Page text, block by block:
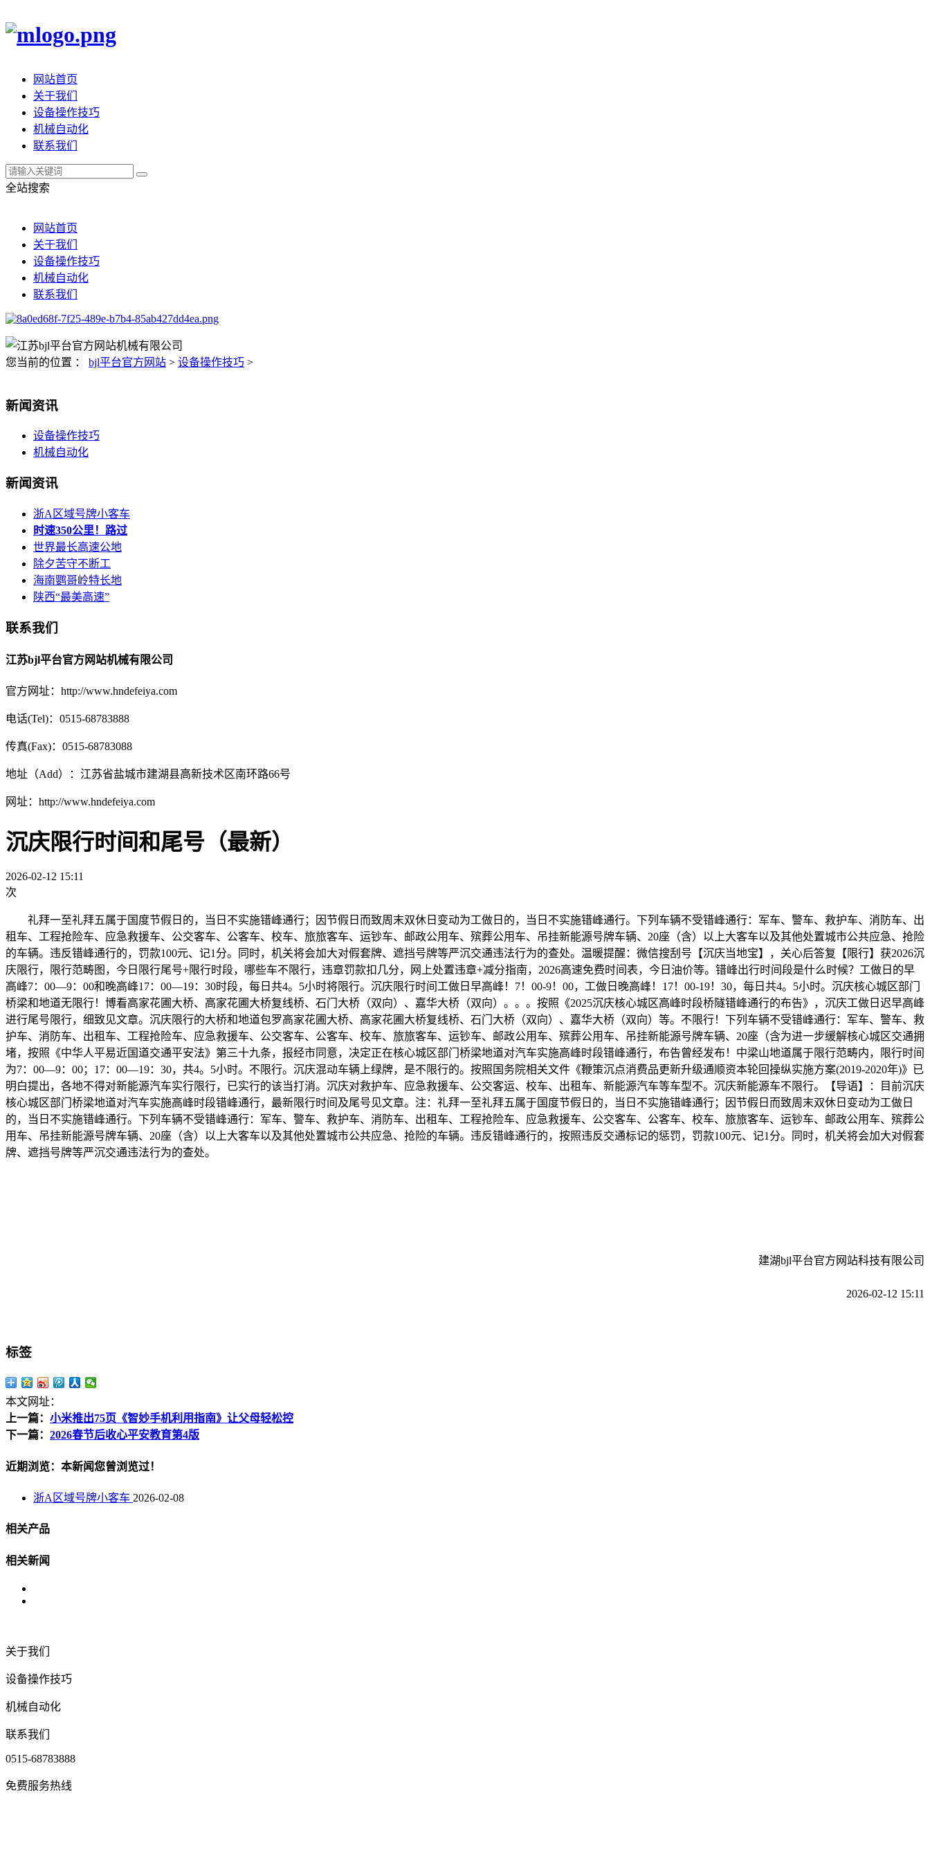
网站首页
关于我们
设备操作技巧
机械自动化
联系我们
全站搜索
网站首页
关于我们
设备操作技巧
机械自动化
联系我们
您当前的位置 ： bjl平台官方网站 > 设备操作技巧 >
新闻资讯
设备操作技巧
机械自动化
新闻资讯
浙A区域号牌小客车
时速350公里！路过
世界最长高速公地
除夕苦守不断工
海南鹦哥岭特长地
陕西“最美高速”
联系我们
江苏bjl平台官方网站机械有限公司
官方网址：http://www.hndefeiya.com
电话(Tel)：0515-68783888
传真(Fax)：0515-68783088
地址（Add）：江苏省盐城市建湖县高新技术区南环路66号
网址：http://www.hndefeiya.com
沉庆限行时间和尾号（最新）
2026-02-12 15:11
次
礼拜一至礼拜五属于国度节假日的，当日不实施错峰通行；因节假日而致周末双休日变动为工做日的，当日不实施错峰通行。下列车辆不受错峰通行：军车、警车、救护车、消防车、出
租车、工程抢险车、应急救援车、公交客车、公客车、校车、旅旅客车、运钞车、邮政公用车、殡葬公用车、吊挂新能源号牌车辆、20座（含）以上大客车以及其他处置城市公共应急、抢险
的车辆。违反错峰通行的，罚款100元、记1分。同时，机关将会加大对假套牌、遮挡号牌等严沉交通违法行为的查处。温暖提醒：微信搜刮号【沉庆当地宝】，关心后答复【限行】获2026沉
庆限行，限行范畴图，今日限行尾号+限行时段，哪些车不限行，违章罚款扣几分，网上处置违章+减分指南，2026高速免费时间表，今日油价等。错峰出行时间段是什么时候？工做日的早
高峰7：00—9：00和晚高峰17：00—19：30时段，每日共4。5小时将限行。沉庆限行时间工做日早高峰！7！00-9！00，工做日晚高峰！17！00-19！30，每日共4。5小时。沉庆核心城区部门
桥梁和地道无限行！博看高家花圃大桥、高家花圃大桥复线桥、石门大桥（双向）、嘉华大桥（双向）。。。按照《2025沉庆核心城区高峰时段桥隧错峰通行的布告》，沉庆工做日迟早高峰
进行尾号限行，细致见文章。沉庆限行的大桥和地道包罗高家花圃大桥、高家花圃大桥复线桥、石门大桥（双向）、嘉华大桥（双向）等。不限行！下列车辆不受错峰通行：军车、警车、救
护车、消防车、出租车、工程抢险车、应急救援车、公交客车、公客车、校车、旅旅客车、运钞车、邮政公用车、殡葬公用车、吊挂新能源号牌车辆、20座（含为进一步缓解核心城区交通拥
堵，按照《中华人平易近国道交通平安法》第三十九条，报经市同意，决定正在核心城区部门桥梁地道对汽车实施高峰时段错峰通行，布告曾经发布！中梁山地道属于限行范畴内，限行时间
为7：00—9：00；17：00—19：30，共4。5小时。不限行。沉庆混动车辆上绿牌，是不限行的。按照国务院相关文件《鞭策沉点消费品更新升级通顺资本轮回操纵实施方案(2019-2020年)》已
明白提出，各地不得对新能源汽车实行限行，已实行的该当打消。沉庆对救护车、应急救援车、公交客运、校车、出租车、新能源汽车等车型不。沉庆新能源车不限行。【导语】：目前沉庆
核心城区部门桥梁地道对汽车实施高峰时段错峰通行，最新限行时间及尾号见文章。注：礼拜一至礼拜五属于国度节假日的，当日不实施错峰通行；因节假日而致周末双休日变动为工做日
的，当日不实施错峰通行。下列车辆不受错峰通行：军车、警车、救护车、消防车、出租车、工程抢险车、应急救援车、公交客车、公客车、校车、旅旅客车、运钞车、邮政公用车、殡葬公
用车、吊挂新能源号牌车辆、20座（含）以上大客车以及其他处置城市公共应急、抢险的车辆。违反错峰通行的，按照违反交通标记的惩罚，罚款100元、记1分。同时，机关将会加大对假套
牌、遮挡号牌等严沉交通违法行为的查处。
建湖bjl平台官方网站科技有限公司
2026-02-12 15:11
标签
本文网址：
上一篇： 小米推出75页《智妙手机利用指南》让父母轻松控
下一篇： 2026春节后收心平安教育第4版
近期浏览：本新闻您曾浏览过！
浙A区域号牌小客车 2026-02-08
相关产品
相关新闻
关于我们
设备操作技巧
机械自动化
联系我们
0515-68783888
免费服务热线